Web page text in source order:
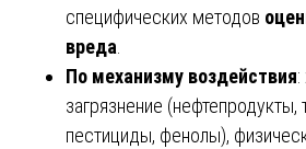
специфических методов
вреда
По механизму воздействия
загрязнение
пестициды, фенолы),